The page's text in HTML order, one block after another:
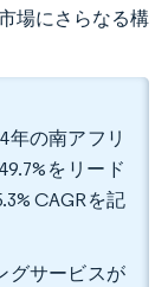
場にさらなる構
年の南アフリ
をリード
CAGRを記
グサービスが